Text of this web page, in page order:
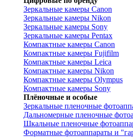
Зеркальные камеры Canon
Зеркальные камеры Nikon
Зеркальные камеры Sony
Зеркальные камеры Pentax
Компактные камеры Canon
Компактные камеры Fujifilm
Компактные камеры Leica
Компактные камеры Nikon
Компактные камеры Olympus
Компактные камеры Sony
Плёночные и особые
Зеркальные пленочные
Дальномерные пленочные
Шкальные пленочные
Форматные фотоаппараты и